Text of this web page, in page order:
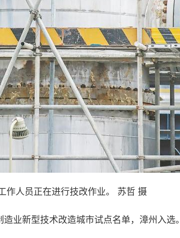
作人员正在进行技改作业。 苏哲 摄
新型技术改造城市试点名单，漳州入选。